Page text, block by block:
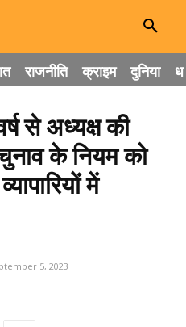
राजनीति क्राइम दुनिया
से अध्यक्ष की
के नियम को
में
5, 2023